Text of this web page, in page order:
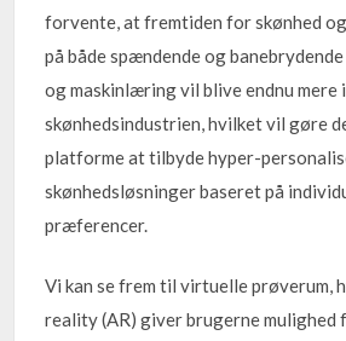
forvente, at fremtiden for skønhed
på både spændende og
og maskinlæring vil blive endnu mere
skønhedsindustrien, hvilket vil gøre
platforme at tilbyde hyper-
skønhedsløsninger baseret på
præferencer.
Vi kan se frem til virtuelle prøverum,
reality (AR) giver brugerne